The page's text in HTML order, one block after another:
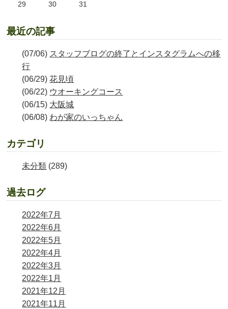
29
30 31
最近の記事
(07/06) スタッフブログの終了とインスタグラムへの移
行
(06/29)花見頃
(06/22) ウオーキングコース
(06/15) 大阪城
(06/08)わが家のいっちゃん
カテゴリ
未分類 (289)
過去ログ
2022年7月
2022年6月
2022年5月
2022年4月
2022年3月
2022年1月
2021年12月
2021年11月